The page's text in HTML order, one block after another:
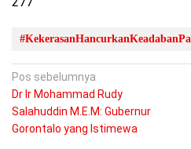
Navigasi
pos
Pos sebelumnya
Dr Ir Mohammad Rudy
Salahuddin M.E.M: Gubernur
Gorontalo yang Istimewa